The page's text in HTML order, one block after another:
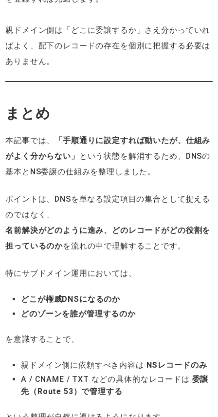
親ドメイン側は「どこに委譲するか」さえ分かっていれ
ばよく、配下のレコードの存在を個別に把握する必要は
ありません。
まとめ
本記事では、
「手順通りに設定すれば動いたが、仕組み
がよく分からない」
という状態を解消するため、DNSの
基本とNS委譲の仕組みを整理しました。
ポイントは、DNSを単なる設定項目の集合として捉える
のではなく、
名前解決がどのように進み、どのレコードがどの役割を
担っているのかを流れの中で理解することです。
特にサブドメイン運用においては、
どこが権威DNSになるのか
どのゾーンを誰が管理するのか
を意識することで、
親ドメイン側に依頼すべき内容は NSレコードのみ
A / CNAME / TXT などの具体的なレコードは 委譲
先（Route 53）で管理する